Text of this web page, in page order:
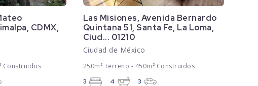
CDMX,
Construidos
Las Misiones, Avenida Bernardo
Quintana 51, Santa Fe, La Loma,
Ciud... 01210
Ciudad de México
250m² Terreno - 450m² Construidos
3 4 3